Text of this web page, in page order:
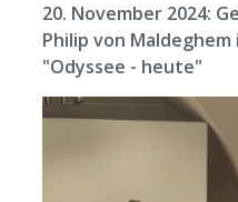
20. November 2024:
Philip von
"Odyssee - heute"